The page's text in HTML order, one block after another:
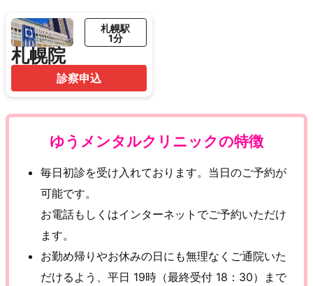
札幌院
札幌駅
1分
診察申込
ゆうメンタルクリニックの特徴
毎日初診を受け入れております。当日のご予約が
可能です。
お電話もしくはインターネットでご予約いただけ
ます。
お勤め帰りやお休みの日にも無理なくご通院いた
だけるよう、平日 19時（最終受付 18：30）まで